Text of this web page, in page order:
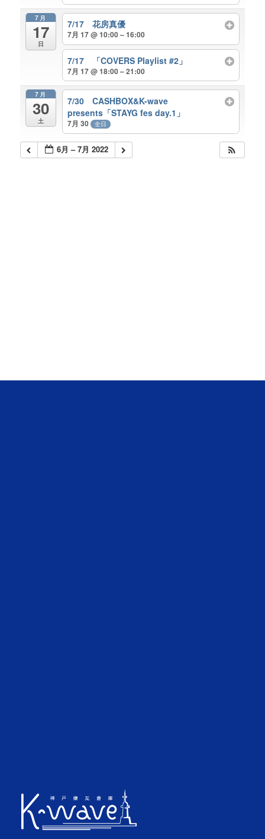
7月
17
日
7/17 花房真優
7月 17 @ 10:00 – 16:00
7/17 「COVERS Playlist #2」
7月 17 @ 18:00 – 21:00
7月
30
土
7/30 CASHBOX&K-wave
presents「STAYG fes day.1」
7月 30 全日
6月 – 7月 2022